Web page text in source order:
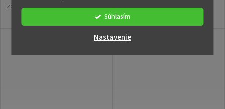
Súhlasím
Nastavenie
zapínanie
hákomPružná montážPre
ľahkú batožinu